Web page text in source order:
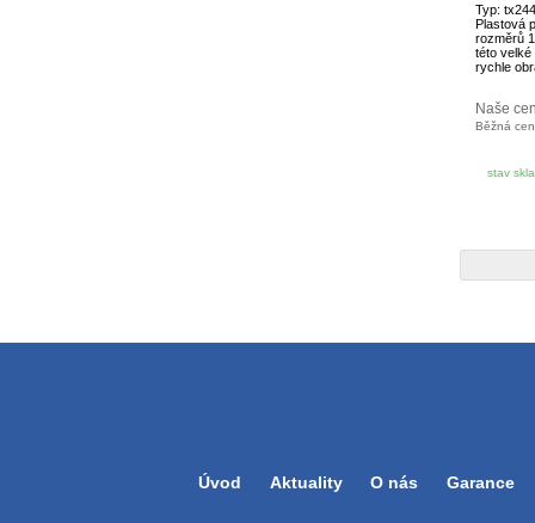
Typ: tx244
Plastová
rozměrů
této velké
rychle
Naše
Běžná
stav
Úvod Aktuality O nás Garance